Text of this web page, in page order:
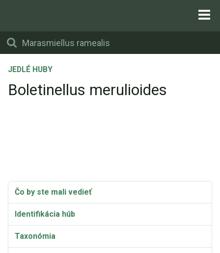
JEDLÉ HUBY
Boletinellus merulioides
Čo by ste mali vedieť
Identifikácia húb
Taxonómia